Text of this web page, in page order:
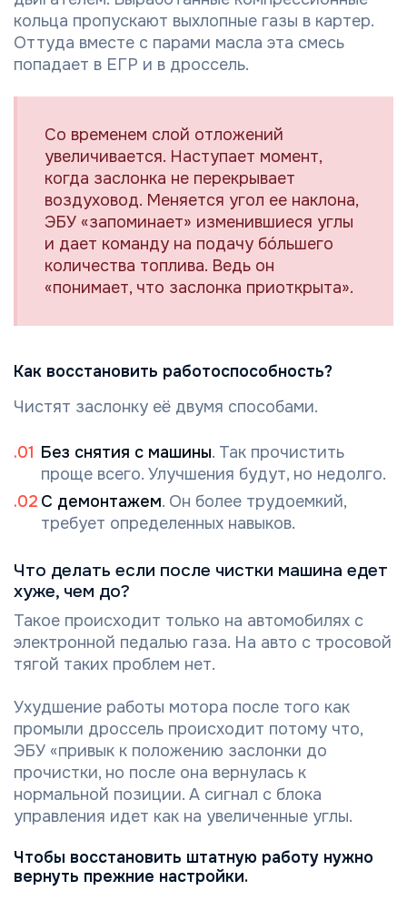
кольца пропускают выхлопные газы в картер.
Оттуда вместе с парами масла эта смесь
попадает в ЕГР и в дроссель.
Со временем слой отложений
увеличивается. Наступает момент,
когда заслонка не перекрывает
воздуховод. Меняется угол ее наклона,
ЭБУ «запоминает» изменившиеся углы
и дает команду на подачу бóльшего
количества топлива. Ведь он
«понимает, что заслонка приоткрыта».
Как восстановить работоспособность?
Чистят заслонку её двумя способами.
Без снятия с машины. Так прочистить
проще всего. Улучшения будут, но недолго.
С демонтажем. Он более трудоемкий,
требует определенных навыков.
Что делать если после чистки машина едет
хуже, чем до?
Такое происходит только на автомобилях с
электронной педалью газа. На авто с тросовой
тягой таких проблем нет.
Ухудшение работы мотора после того как
промыли дроссель происходит потому что,
ЭБУ «привык к положению заслонки до
прочистки, но после она вернулась к
нормальной позиции. А сигнал с блока
управления идет как на увеличенные углы.
Чтобы восстановить штатную работу нужно
вернуть прежние настройки.